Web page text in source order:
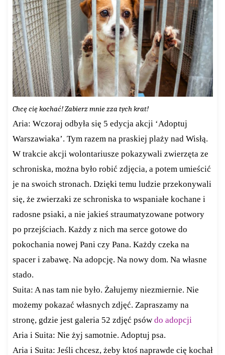
Chcę cię kochać! Zabierz mnie zza tych krat!
Aria: Wczoraj odbyła się 5 edycja akcji ‘Adoptuj
Warszawiaka’. Tym razem na praskiej plaży nad Wisłą.
W trakcie akcji wolontariusze pokazywali zwierzęta ze
schroniska, można było robić zdjęcia, a potem umieścić
je na swoich stronach. Dzięki temu ludzie przekonywali
się, że zwierzaki ze schroniska to wspaniałe kochane i
radosne psiaki, a nie jakieś straumatyzowane potwory
po przejściach. Każdy z nich ma serce gotowe do
pokochania nowej Pani czy Pana. Każdy czeka na
spacer i zabawę. Na adopcję. Na nowy dom. Na własne
stado.
Suita: A nas tam nie było. Żałujemy niezmiernie. Nie
możemy pokazać własnych zdjęć. Zapraszamy na
stronę, gdzie jest galeria 52 zdjęć psów do adopcji
Aria i Suita: Nie żyj samotnie. Adoptuj psa.
Aria i Suita: Jeśli chcesz, żeby ktoś naprawde cię kochał